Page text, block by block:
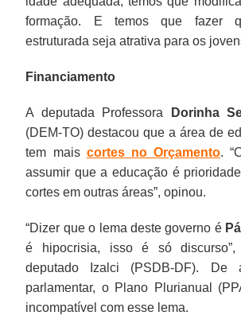
formação. E temos que fazer
estruturada seja atrativa para os
Financiamento
A deputada Professora
Dorinha
(DEM-TO) destacou que a área de
tem mais cortes no Orçamento.
assumir que a educação é
cortes em outras áreas”, opinou.
“Dizer que o lema deste governo é
é hipocrisia, isso é só discurso”,
deputado Izalci (PSDB-DF). De
parlamentar, o Plano Plurianual
incompatível com esse lema.